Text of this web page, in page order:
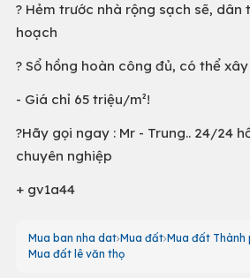
? Hẻm trước nhà rộng sạch sẽ,
hoạch
? Sổ hồng hoàn công đủ, có thể
- Giá chỉ 65 triệu/m²!
?Hãy gọi ngay : Mr - Trung.. 24/24
chuyên nghiệp
+ gv1a44
Mua ban nha dat Mua đất Mua đất Thành
Mua đất lê văn thọ